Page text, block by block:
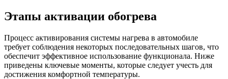
Этапы активации обогрева
Процесс активирования системы нагрева в автомобиле
требует соблюдения некоторых последовательных шагов, что
обеспечит эффективное использование функционала. Ниже
приведены ключевые моменты, которые следует учесть для
достижения комфортной температуры.